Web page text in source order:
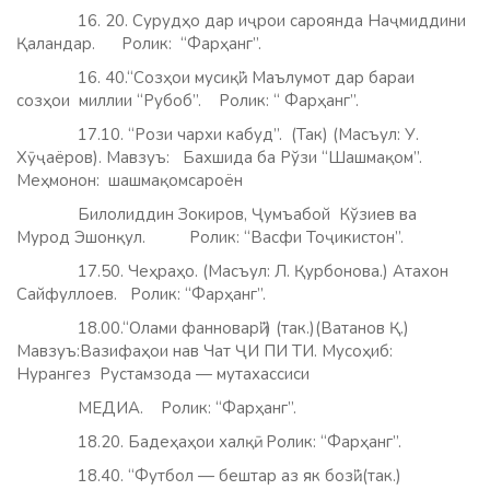
16. 20. Сурудҳо дар иҷрои сароянда Наҷмиддини
Қаландар. Ролик: “Фарҳанг”.
16. 40.“Созҳои мусиқӣ”. Маълумот дар бараи
созҳои миллии “Рубоб”. Ролик: “ Фарҳанг”.
17.10. “Рози чархи кабуд”. (Так) (Масъул: У.
Хӯҷаёров). Мавзуъ:
Бахшида ба Рўзи “Шашмақом”.
Меҳмонон: шашмақомсароён
Билолиддин Зокиров, Ҷумъабой Кўзиев ва
Мурод Эшонқул. Ролик: “Васфи Тоҷикистон”.
17.50. Чеҳраҳо. (Масъул: Л. Қурбонова.) Атахон
Сайфуллоев. Ролик: “Фарҳанг”.
18.00.“Олами фанноварӣ”) (так.)(Ватанов Қ.)
Мавзуъ:Вазифаҳои нав Чат ҶИ ПИ ТИ. Мусоҳиб:
Нурангез Рустамзода — мутахассиси
МЕДИА. Ролик: “Фарҳанг”.
18.20. Бадеҳаҳои халқӣ. Ролик: “Фарҳанг”.
18.40. “Футбол — бештар аз як бозӣ”.(так.)